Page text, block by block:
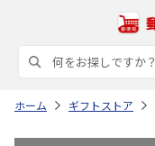
ホーム ギフトストア